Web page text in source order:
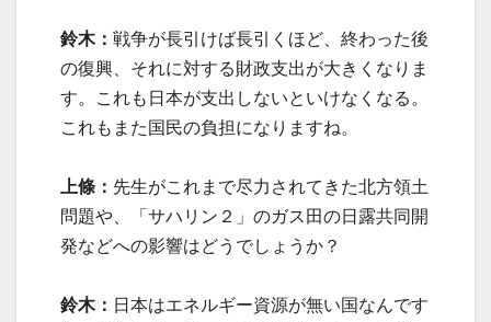
鈴木： 戦争が長引けば長引くほど、終わった後
の復興、それに対する財政支出が大きくなりま
す。これも日本が支出しないといけなくなる。
これもまた国民の負担になりますね。
上條： 先生がこれまで尽力されてきた北方領土
問題や、「サハリン２」のガス田の日露共同開
発などへの影響はどうでしょうか？
鈴木： 日本はエネルギー資源が無い国なんです